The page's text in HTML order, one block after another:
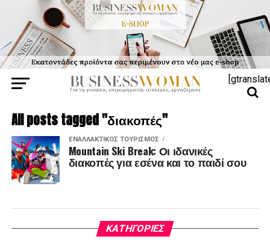
All posts tagged "διακοπές"
ΕΝΑΛΛΑΚΤΙΚΌΣ ΤΟΥΡΙΣΜΌΣ
Mountain Ski Break: Οι ιδανικές
διακοπές για εσένα και το παιδί σου
KΑΤΗΓΟΡΊΕΣ